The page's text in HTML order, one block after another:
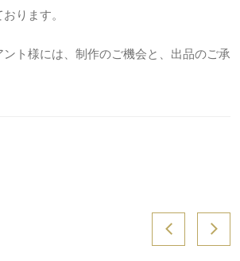
ります。
ト様には、制作のご機会と、出品のご承